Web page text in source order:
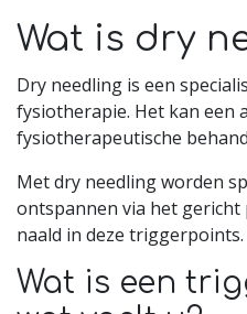
Wat is dry
Dry needling is een
fysiotherapie. Het kan een
fysiotherapeutische
Met dry needling worden
ontspannen via het
naald in deze triggerpoints.
Wat is een